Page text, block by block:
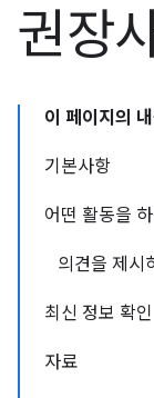
권장
이 페이지의
기본사항
어떤 활동을
의견을 제시
최신 정보 확인
자료